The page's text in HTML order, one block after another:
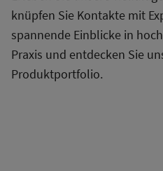
knüpfen Sie Kontakte mit
spannende Einblicke in
Praxis und entdecken Sie
Produktportfolio.